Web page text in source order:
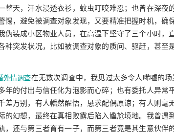
整天，汗水浸透衣衫，蚊虫叮咬难忍；也曾在深
惕，避免被调查对象发现，又要精准把握时机，
伪装成小区物业人员，在高温下坚守了三个小时
种突发状况，比如被调查对象的质问、驱赶，甚
外情调查在无数次调查中，我见过太多令人唏嘘的
年的付出与信任化为泡影而心碎；也有委托人异
差万别，有人幡然醒悟，恳求配偶原谅；有人则
的幻想，最终在真相败露后陷入尴尬境地。我曾
，还与第三者育有一子，而第三者竟是其生意伙伴